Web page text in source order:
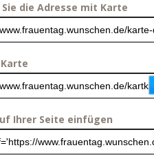
Sie die Adresse mit Karte
Ihrer Seite einfügen